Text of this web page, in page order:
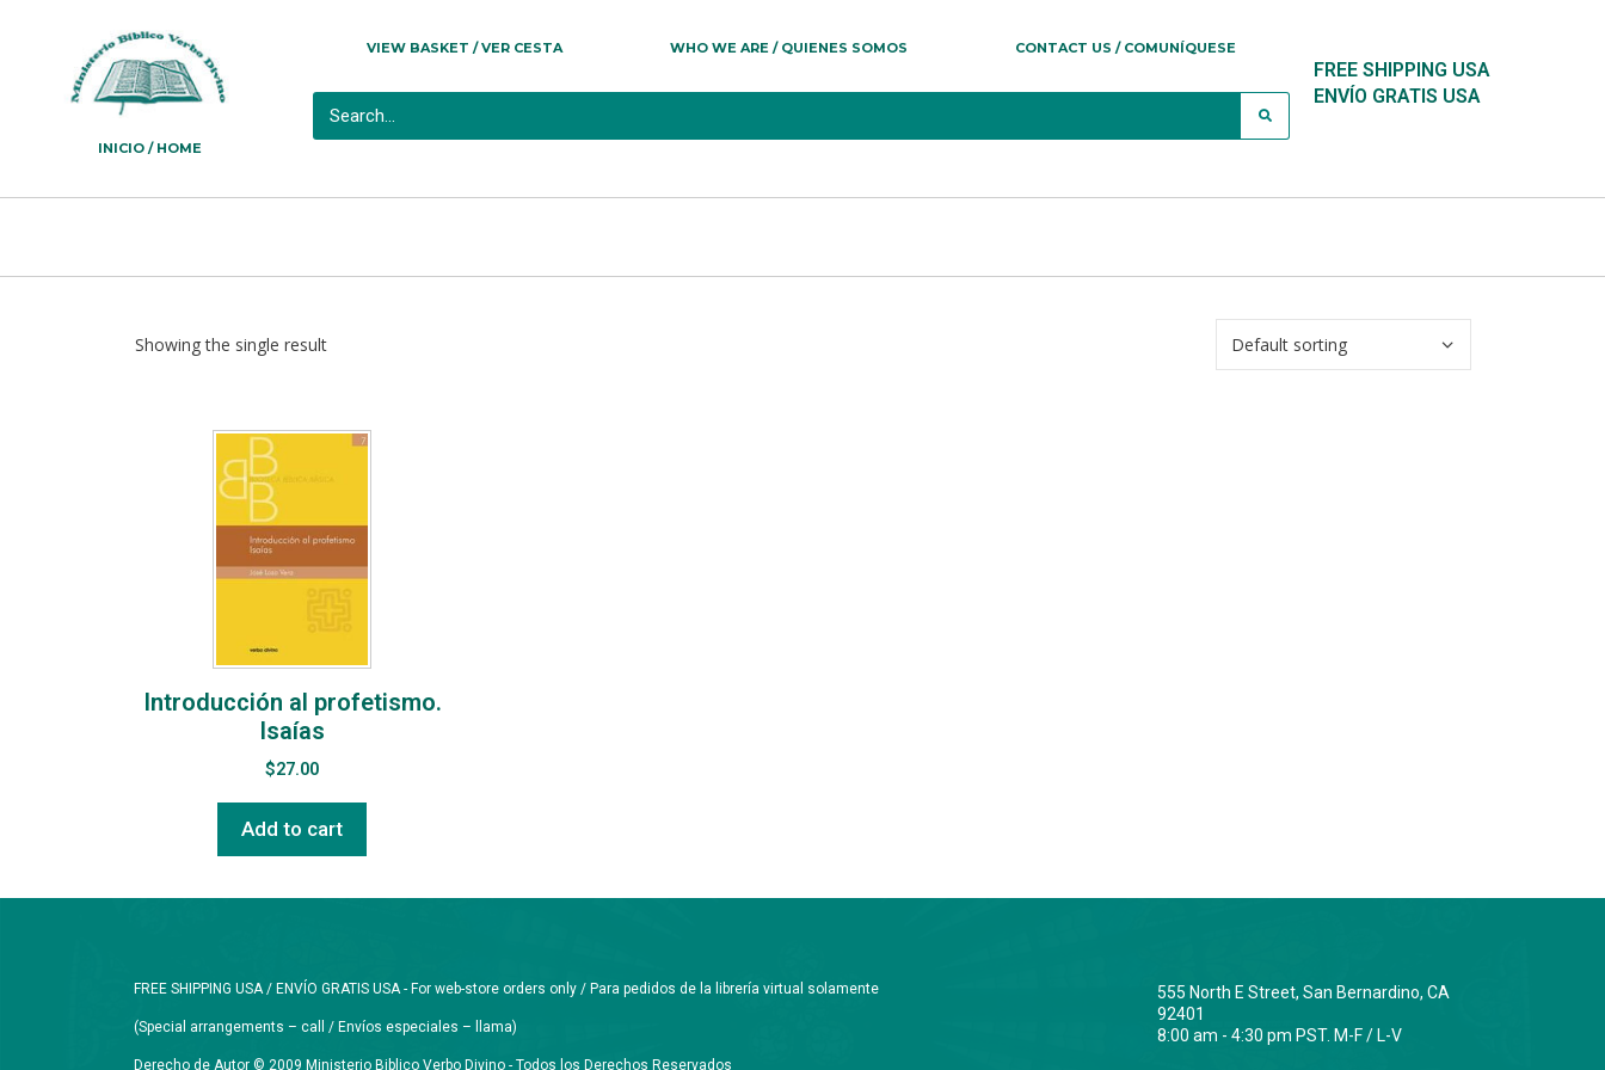
INICIO / HOME
VIEW BASKET / VER CESTA WHO WE ARE / QUIENES SOMOS CONTACT US / COMUNÍQUESE
FREE SHIPPING USA
ENVÍO GRATIS USA
Showing the single result
Introducción al profetismo.
Isaías
$27.00
Add to cart
FREE SHIPPING USA / ENVÍO GRATIS USA - For web-store orders only / Para pedidos de la librería virtual solamente
(Special arrangements – call / Envíos especiales – llama)
Derecho de Autor © 2009 Ministerio Biblico Verbo Divino - Todos los Derechos Reservados
555 North E Street, San Bernardino, CA
92401
8:00 am - 4:30 pm PST. M-F / L-V